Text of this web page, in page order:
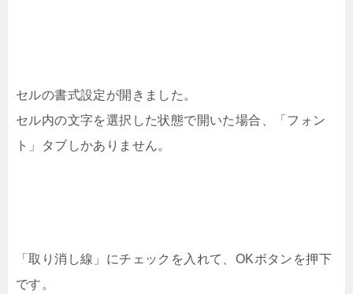
セルの書式設定が開きました。
セル内の文字を選択した状態で開いた場合、「フォン
ト」タブしかありません。
「取り消し線」にチェックを入れて、OKボタンを押下
です。